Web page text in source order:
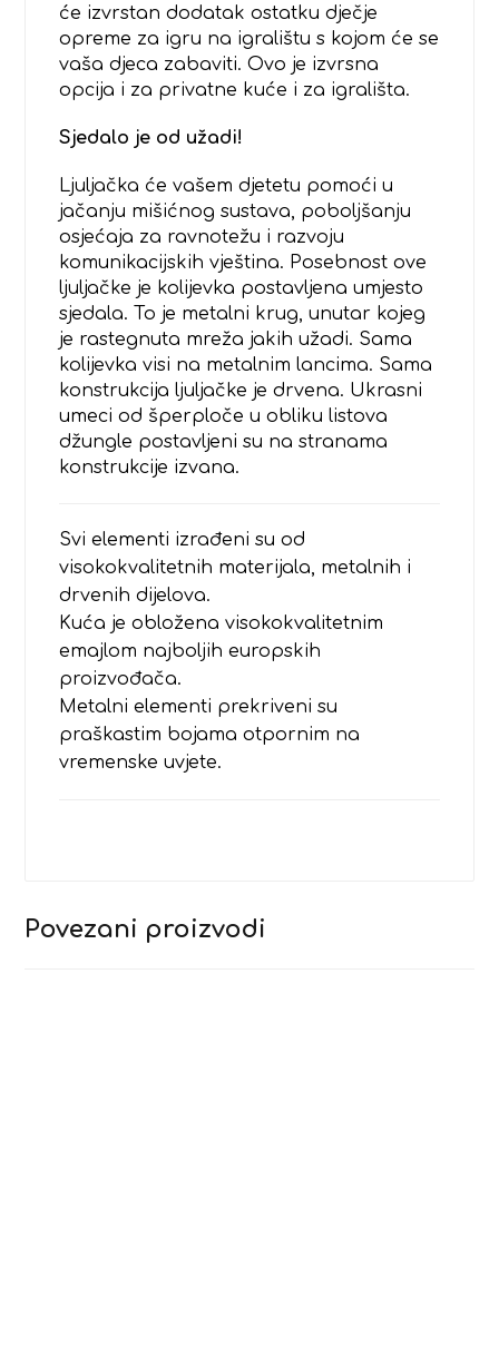
će izvrstan dodatak ostatku dječje
opreme za igru na igralištu s kojom će se
vaša djeca zabaviti. Ovo je izvrsna
opcija i za privatne kuće i za igrališta.
Sjedalo je od užadi!
Ljuljačka će vašem djetetu pomoći u
jačanju mišićnog sustava, poboljšanju
osjećaja za ravnotežu i razvoju
komunikacijskih vještina. Posebnost ove
ljuljačke je kolijevka postavljena umjesto
sjedala. To je metalni krug, unutar kojeg
je rastegnuta mreža jakih užadi. Sama
kolijevka visi na metalnim lancima. Sama
konstrukcija ljuljačke je drvena. Ukrasni
umeci od šperploče u obliku listova
džungle postavljeni su na stranama
konstrukcije izvana.
Svi elementi izrađeni su od
visokokvalitetnih materijala, metalnih i
drvenih dijelova.
Kuća je obložena visokokvalitetnim
emajlom najboljih europskih
proizvođača.
Metalni elementi prekriveni su
praškastim bojama otpornim na
vremenske uvjete.
Povezani proizvodi